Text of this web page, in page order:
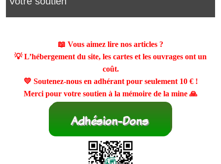
📖 Vous aimez lire nos articles ?
💡 L’hébergement du site, les cartes et les ouvrages ont un
coût.
💛 Soutenez-nous en adhérant pour seulement 10 €!
Merci pour votre soutien à la mémoire de la mine 🙏